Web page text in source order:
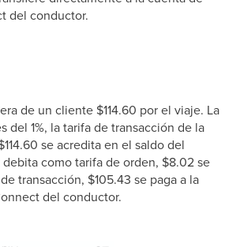
del conductor.
de un cliente $114.60 por el viaje. La
del 1%, la tarifa de transacción de la
se acredita en el saldo del
debita como tarifa de orden, $8.02 se
transacción, $105.43 se paga a la
del conductor.